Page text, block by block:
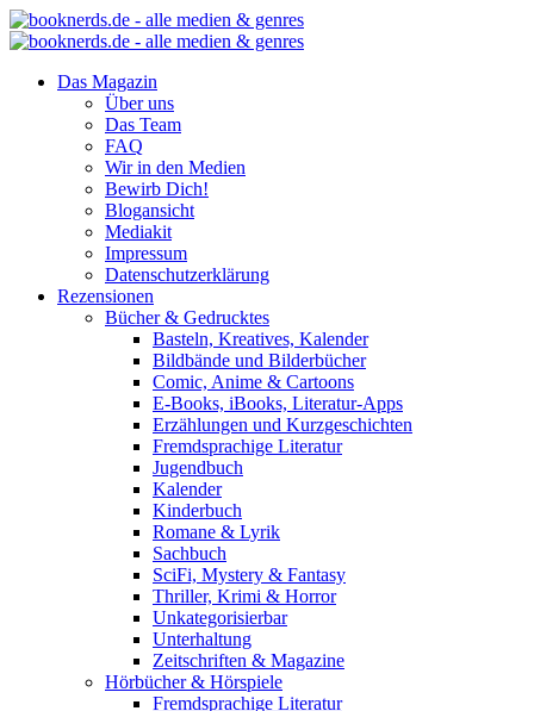
Das Magazin
Über uns
Das Team
FAQ
Wir in den Medien
Bewirb Dich!
Blogansicht
Mediakit
Impressum
Datenschutzerklärung
Rezensionen
Bücher & Gedrucktes
Basteln, Kreatives, Kalender
Bildbände und Bilderbücher
Comic, Anime & Cartoons
E-Books, iBooks, Literatur-Apps
Erzählungen und Kurzgeschichten
Fremdsprachige Literatur
Jugendbuch
Kalender
Kinderbuch
Romane & Lyrik
Sachbuch
SciFi, Mystery & Fantasy
Thriller, Krimi & Horror
Unkategorisierbar
Unterhaltung
Zeitschriften & Magazine
Hörbücher & Hörspiele
Fremdsprachige Literatur